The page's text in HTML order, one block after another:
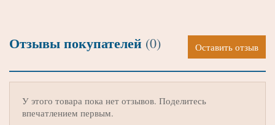
Отзывы покупателей (0) Оставить отзыв
У этого товара пока нет отзывов. Поделитесь
впечатлением первым.